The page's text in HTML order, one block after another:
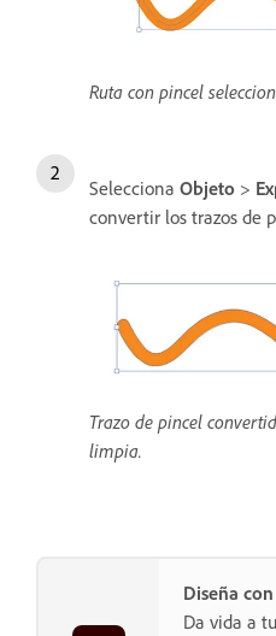
Ruta con pincel
Selecciona Objeto >
convertir los trazos de
Trazo de pincel
limpia.
Diseña
Da vida a